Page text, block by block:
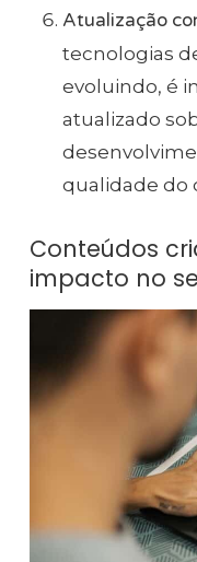
Atualização
tecnologias
evoluindo, é
atualizado
qualidade do
Conteúdos
impacto no